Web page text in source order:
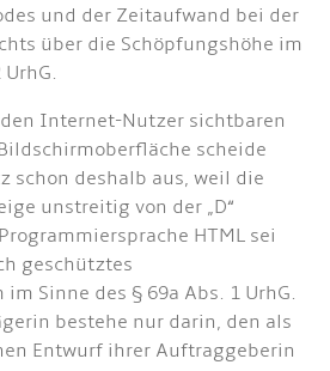
und der Zeitaufwand bei der
über die Schöpfungshöhe im
Internet-Nutzer sichtbaren
scheide
schon deshalb aus, weil die
unstreitig von der „D“
HTML sei
geschütztes
Sinne des § 69a Abs. 1 UrhG.
bestehe nur darin, den als
Entwurf ihrer Auftraggeberin